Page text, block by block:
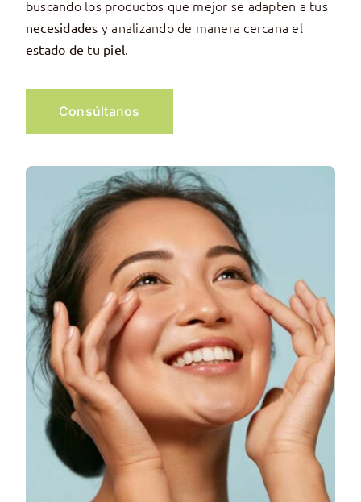
buscando los productos que mejor se adapten a tus
necesidades y analizando de manera cercana el
estado de tu piel.
Consúltanos